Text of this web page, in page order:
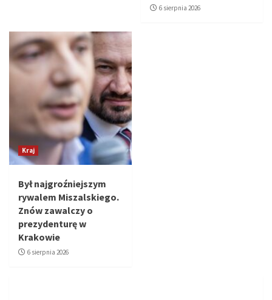
6 sierpnia 2026
Kraj
Był najgroźniejszym
rywalem Miszalskiego.
Znów zawalczy o
prezydenturę w
Krakowie
6 sierpnia 2026